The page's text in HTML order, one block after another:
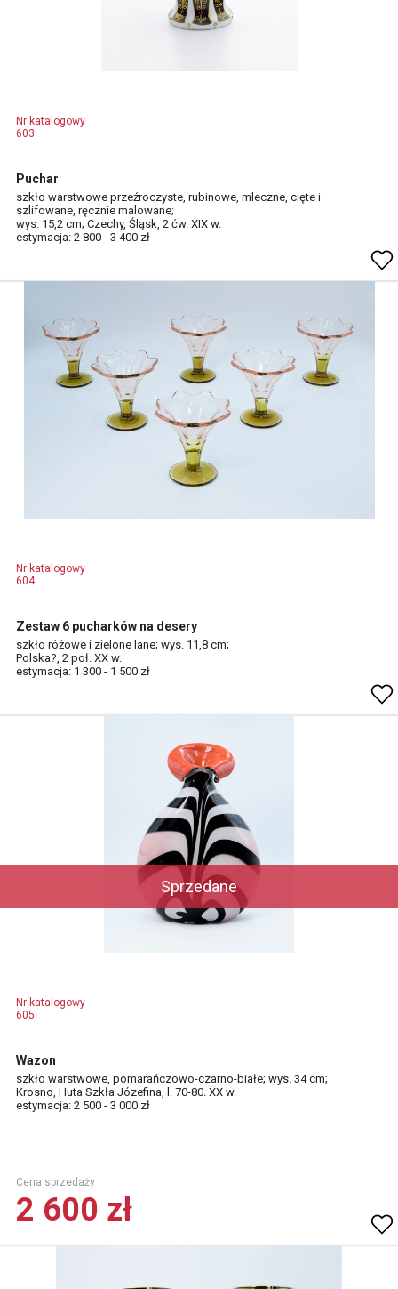
Nr katalogowy
603
Puchar
szkło warstwowe przeźroczyste, rubinowe, mleczne, cięte i
szlifowane, ręcznie malowane;
wys. 15,2 cm; Czechy, Śląsk, 2 ćw. XIX w.
estymacja: 2 800 - 3 400 zł
Nr katalogowy
604
Zestaw 6 pucharków na desery
szkło różowe i zielone lane; wys. 11,8 cm;
Polska?, 2 poł. XX w.
estymacja: 1 300 - 1 500 zł
Sprzedane
Nr katalogowy
605
Wazon
szkło warstwowe, pomarańczowo-czarno-białe; wys. 34 cm;
Krosno, Huta Szkła Józefina, l. 70-80. XX w.
estymacja: 2 500 - 3 000 zł
Cena sprzedaży
2 600 zł